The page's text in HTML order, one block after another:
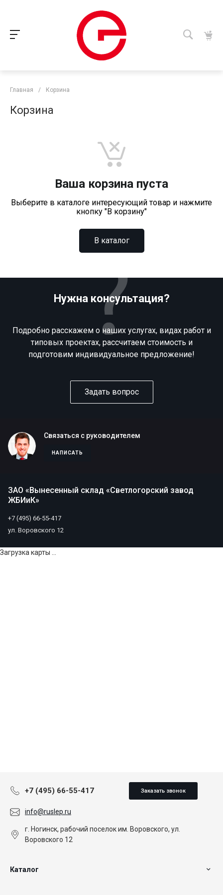
Главная / Корзина
Корзина
Ваша корзина пуста
Выберите в каталоге интересующий товар и нажмите
кнопку "В корзину"
В каталог
Нужна консультация?
Подробно расскажем о наших услугах, видах работ и
типовых проектах, рассчитаем стоимость и
подготовим индивидуальное предложение!
Задать вопрос
Связаться с руководителем
НАПИСАТЬ
ЗАО «Вынесенный склад «Светлогорский завод
ЖБИиК»
+7 (495) 66-55-417
ул. Воровского 12
Загрузка карты ...
+7 (495) 66-55-417 Заказать звонок
info@ruslep.ru
г. Ногинск, рабочий поселок им. Воровского, ул.
Воровского 12
Каталог